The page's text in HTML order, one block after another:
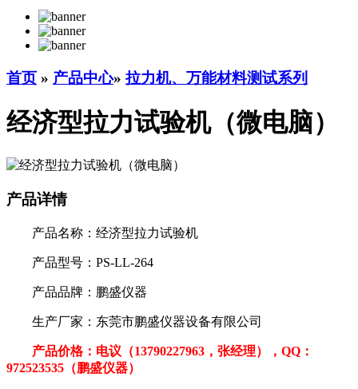
首页 » 产品中心» 拉力机、万能材料测试系列
经济型拉力试验机（微电脑）
产品详情
产品名称：经济型拉力试验机
产品型号：PS-LL-264
产品品牌：鹏盛仪器
生产厂家：东莞市鹏盛仪器设备有限公司
产品价格：电议（13790227963，张经理），QQ：
972523535（鹏盛仪器）